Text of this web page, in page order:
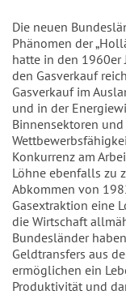
Die neuen
Phänomen der
hatte in den 1960er
den Gasverkauf
Gasverkauf im
und in der
Binnensektoren
Konkurrenz am
Löhne ebenfalls zu
Abkommen von
Gasextraktion eine
die Wirtschaft
Bundesländer
Geldtransfers aus
ermöglichen ein
Produktivität und